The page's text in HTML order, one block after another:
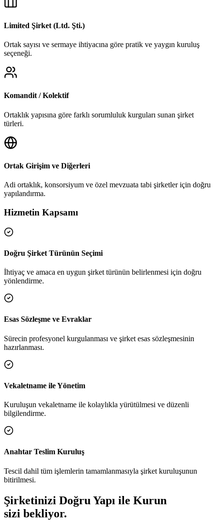
Limited Şirket (Ltd. Şti.)
Ortak sayısı ve sermaye ihtiyacına göre pratik ve yaygın kuruluş
seçeneği.
Komandit / Kolektif
Ortaklık yapısına göre farklı sorumluluk kurguları sunan şirket
türleri.
Ortak Girişim ve Diğerleri
Adi ortaklık, konsorsiyum ve özel mevzuata tabi şirketler için doğru
yapılandırma.
Hizmetin Kapsamı
Doğru Şirket Türünün Seçimi
İhtiyaç ve amaca en uygun şirket türünün belirlenmesi için doğru
yönlendirme.
Esas Sözleşme ve Evraklar
Sürecin profesyonel kurgulanması ve şirket esas sözleşmesinin
hazırlanması.
Vekaletname ile Yönetim
Kuruluşun vekaletname ile kolaylıkla yürütülmesi ve düzenli
bilgilendirme.
Anahtar Teslim Kuruluş
Tescil dahil tüm işlemlerin tamamlanmasıyla şirket kuruluşunun
bitirilmesi.
Şirketinizi Doğru Yapı ile Kurun
sizi bekliyor.